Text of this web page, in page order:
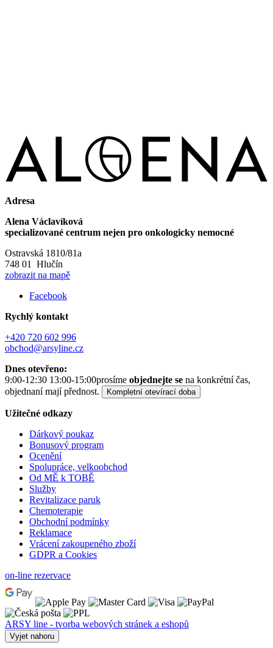
Adresa
Alena Václavíková
specializované centrum nejen pro onkologicky nemocné
Ostravská 1810/81a
748 01 Hlučín
zobrazit na mapě
Facebook
Rychlý kontakt
+420 720 602 996
obchod@arsyline.cz
Dnes otevřeno:
9:00-12:30 13:00-15:00prosíme objednejte se na konkrétní čas,
objednaní mají přednost.
Kompletní otevírací doba
Užitečné odkazy
Dárkový poukaz
Bonusový program
Ocenění
Spolupráce, velkoobchod
Od MĚ k TOBĚ
Služby
Revitalizace paruk
Chemoterapie
Obchodní podmínky
Reklamace
Vrácení zakoupeného zboží
GDPR a Cookies
on-line rezervace
ARSY line - tvorba webových stránek a eshopů
Vyjet nahoru